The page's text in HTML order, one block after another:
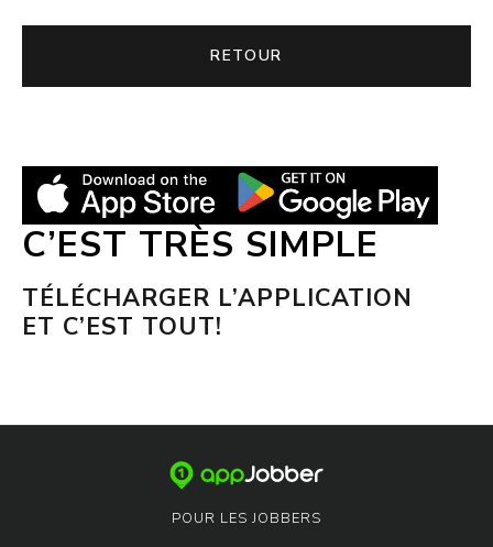
RETOUR
C’EST TRÈS SIMPLE
TÉLÉCHARGER L’APPLICATION
ET C’EST TOUT!
POUR LES JOBBERS